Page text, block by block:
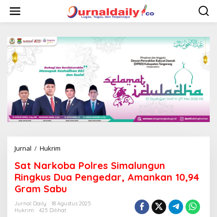
w
Jurnal / Hukrim
t
N
a
r
o
Sat Narkoba Polres Simalungun
Ringkus Dua Pengedar, Amankan 10,94
Gram Sabu
Jurnal Daily
18 Agustus 2025
Hukrim
425 Dilihat